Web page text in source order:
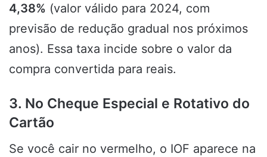
4,38% (valor válido para 2024, com
previsão de redução gradual nos próximos
anos). Essa taxa incide sobre o valor da
compra convertida para reais.
3. No Cheque Especial e Rotativo do
Cartão
Se você cair no vermelho, o IOF aparece na